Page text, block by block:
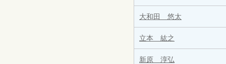
大和田 悠太
立本 紘之
新原 淳弘